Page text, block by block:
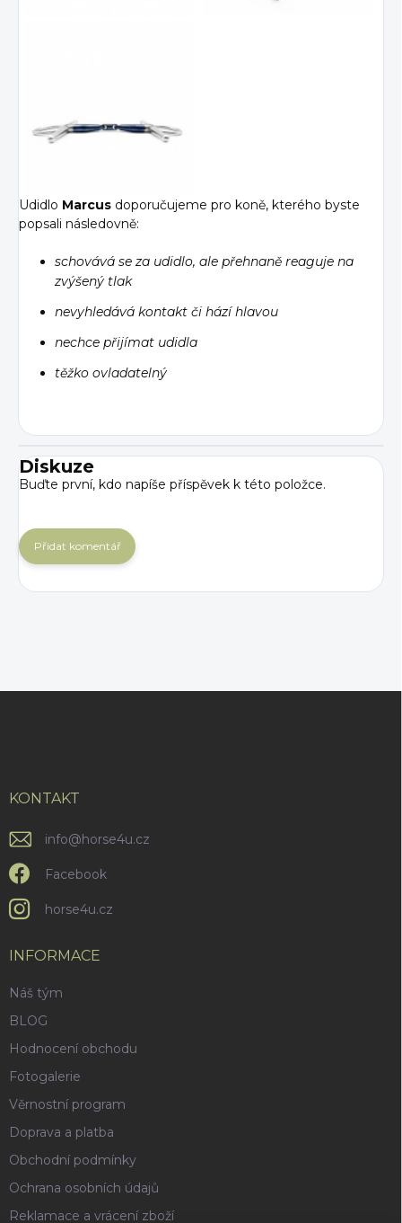
Udidlo Marcus doporučujeme pro koně, kterého byste
popsali následovně:
schovává se za udidlo, ale přehnaně reaguje na
zvýšený tlak
nevyhledává kontakt či hází hlavou
nechce přijímat udidla
těžko ovladatelný
Diskuze
Buďte první, kdo napíše příspěvek k této položce.
Přidat komentář
KONTAKT
info@horse4u.cz
Facebook
horse4u.cz
INFORMACE
Náš tým
BLOG
Hodnocení obchodu
Fotogalerie
Věrnostní program
Doprava a platba
Obchodní podmínky
Ochrana osobních údajů
Reklamace a vrácení zboží